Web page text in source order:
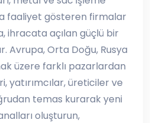
faaliyet gösteren firmalar
ihracata açılan güçlü bir
Avrupa, Orta Doğu, Rusya
üzere farklı pazarlardan
yatırımcılar, üreticiler ve
temas kurarak yeni
oluşturun,